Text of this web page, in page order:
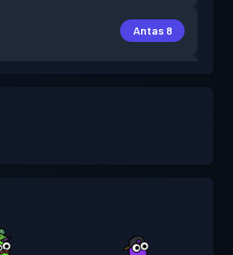
Antas 8